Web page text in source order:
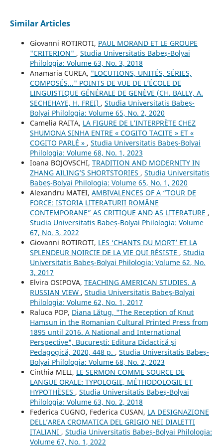
Similar Articles
Giovanni ROTIROTI, PAUL MORAND ET LE GROUPE
"CRITERION" , Studia Universitatis Babeș-Bolyai
Philologia: Volume 63, No. 3, 2018
Anamaria CUREA, "LOCUTIONS, UNITÉS, SÉRIES,
COMPOSÉS..." POINTS DE VUE DE L’ÉCOLE DE
LINGUISTIQUE GÉNÉRALE DE GENÈVE (CH. BALLY, A.
SECHEHAYE, H. FREI) , Studia Universitatis Babeș-
Bolyai Philologia: Volume 65, No. 2, 2020
Camelia RAITA, LA FIGURE DE L’INTERPRÈTE CHEZ
SHUMONA SINHA ENTRE « COGITO TACITE » ET «
COGITO PARLÉ » , Studia Universitatis Babeș-Bolyai
Philologia: Volume 68, No. 1, 2023
Ioana BOJOVSCHI, TRADITION AND MODERNITY IN
ZHANG AILING’S SHORTSTORIES , Studia Universitatis
Babeș-Bolyai Philologia: Volume 65, No. 1, 2020
Alexandru MATEI, AMBIVALENCES OF A “TOUR DE
FORCE: ISTORIA LITERATURII ROMÂNE
CONTEMPORANE” AS CRITIQUE AND AS LITERATURE ,
Studia Universitatis Babeș-Bolyai Philologia: Volume
67, No. 3, 2022
Giovanni ROTIROTI, LES ‘CHANTS DU MORT’ ET LA
SPLENDEUR NOIRCIE DE LA VIE QUI RÉSISTE , Studia
Universitatis Babeș-Bolyai Philologia: Volume 62, No.
3, 2017
Elvira OSIPOVA, TEACHING AMERICAN STUDIES. A
RUSSIAN VIEW , Studia Universitatis Babeș-Bolyai
Philologia: Volume 62, No. 1, 2017
Raluca POP, Diana Lățug, "The Reception of Knut
Hamsun in the Romanian Cultural Printed Press from
1895 until 2016. A National and International
Perspective", București: Editura Didactică și
Pedagogică, 2020, 448 p. , Studia Universitatis Babeș-
Bolyai Philologia: Volume 68, No. 2, 2023
Cinthia MELI, LE SERMON COMME SOURCE DE
LANGUE ORALE: TYPOLOGIE, MÉTHODOLOGIE ET
HYPOTHÈSES , Studia Universitatis Babeș-Bolyai
Philologia: Volume 63, No. 2, 2018
Federica CUGNO, Federica CUSAN, LA DESIGNAZIONE
DELL’AREA CROMATICA DEL GRIGIO NEI DIALETTI
ITALIANI , Studia Universitatis Babeș-Bolyai Philologia:
Volume 67, No. 1, 2022